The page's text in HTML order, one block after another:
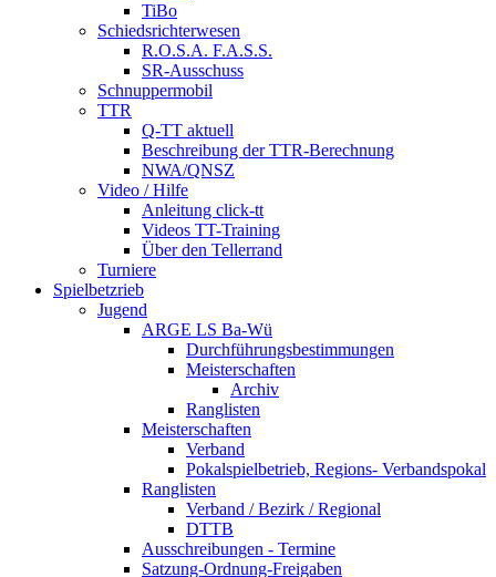
TiBo
Schiedsrichterwesen
R.O.S.A. F.A.S.S.
SR-Ausschuss
Schnuppermobil
TTR
Q-TT aktuell
Beschreibung der TTR-Berechnung
NWA/QNSZ
Video / Hilfe
Anleitung click-tt
Videos TT-Training
Über den Tellerrand
Turniere
Spielbetzrieb
Jugend
ARGE LS Ba-Wü
Durchführungsbestimmungen
Meisterschaften
Archiv
Ranglisten
Meisterschaften
Verband
Pokalspielbetrieb, Regions- Verbandspokal
Ranglisten
Verband / Bezirk / Regional
DTTB
Ausschreibungen - Termine
Satzung-Ordnung-Freigaben